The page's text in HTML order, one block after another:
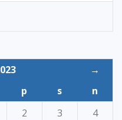
→
p s
n
2 3
4